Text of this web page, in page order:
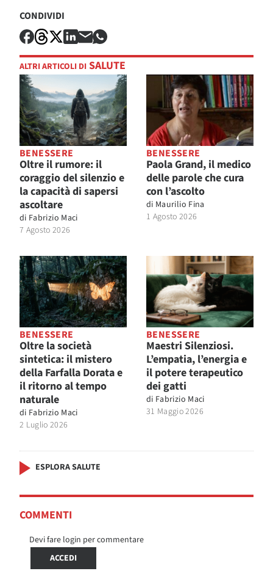
CONDIVIDI
ALTRI ARTICOLI DI SALUTE
BENESSERE
Oltre il rumore: il
coraggio del silenzio e
la capacità di sapersi
ascoltare
di Fabrizio Maci
7 Agosto 2026
BENESSERE
Paola Grand, il medico
delle parole che cura
con l’ascolto
di Maurilio Fina
1 Agosto 2026
BENESSERE
Oltre la società
sintetica: il mistero
della Farfalla Dorata e
il ritorno al tempo
naturale
di Fabrizio Maci
2 Luglio 2026
BENESSERE
Maestri Silenziosi.
L’empatia, l’energia e
il potere terapeutico
dei gatti
di Fabrizio Maci
31 Maggio 2026
ESPLORA SALUTE
COMMENTI
Devi fare login per commentare
ACCEDI